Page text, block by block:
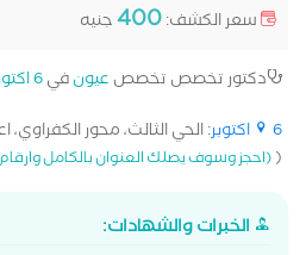
سعر الكشف:400 جنيه
دكتور تخصص تخصص عيونفي6 اكتوبر
6 اكتوبر
: الحي الثالث، محور
((احجز وسوف يصلك العنوان بالكامل
الخبرات والشهادات: